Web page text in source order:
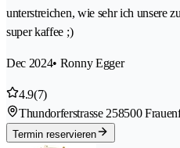
unterstreichen, wie sehr ich unsere
super kaffee ;)
Dec 2024• Ronny Egger
4.9(7)
Thundorferstrasse 258500
Termin reservieren